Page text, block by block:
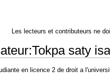
Les lecteurs et contributeurs ne
saty
en licence 2 de droit a